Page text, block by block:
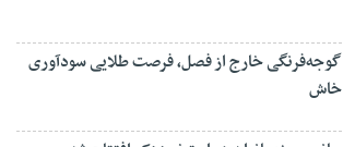
گوجه‌فرنگی خارج از فصل، فرصت طلایی سودآوری
خاش